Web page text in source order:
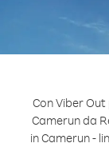
Con Viber
Camerun da
in Camerun -